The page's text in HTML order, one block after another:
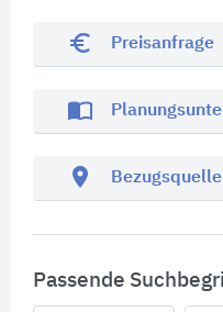
euro_symbol Preisanfrage
import_contacts
location_on
Passende